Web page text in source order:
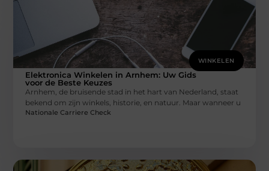
WINKELEN
Elektronica Winkelen in Arnhem: Uw Gids
voor de Beste Keuzes
Arnhem, de bruisende stad in het hart van Nederland, staat
bekend om zijn winkels, historie, en natuur. Maar wanneer u
Nationale Carriere Check